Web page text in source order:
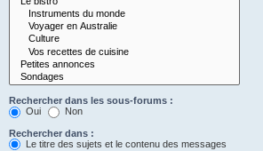
Rechercher dans les sous-forums :
Oui
Non
Rechercher dans :
Le titre des sujets et le contenu des messages